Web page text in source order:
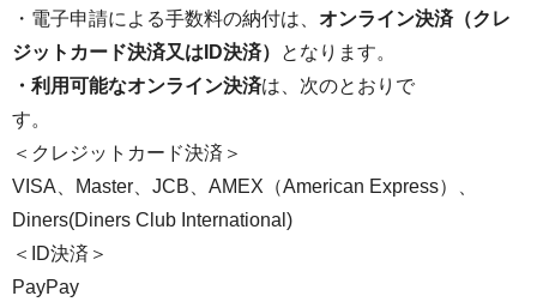
・電子申請による手数料の納付は、 オンライン決済（クレ
ジットカード決済又はID決済）
となります。
・利用可能なオンライン決済は、次のとおりで
す。
＜クレジットカード決済＞
VISA、Master、JCB、AMEX（American Express）、
Diners(Diners Club International)
＜ID決済＞
PayPay